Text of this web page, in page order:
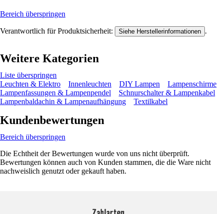
Bereich überspringen
Verantwortlich für Produktsicherheit: Siehe Herstellerinformationen .
Weitere Kategorien
Liste überspringen
Leuchten & Elektro
Innenleuchten DIY Lampen
Lampenschirme
Lampenfassungen & Lampenpendel
Schnurschalter & Lampenkabel
Lampenbaldachin & Lampenaufhängung
Textilkabel
Kundenbewertungen
Bereich überspringen
Die Echtheit der Bewertungen wurde von uns nicht überprüft.
Bewertungen können auch von Kunden stammen, die die Ware nicht
nachweislich genutzt oder gekauft haben.